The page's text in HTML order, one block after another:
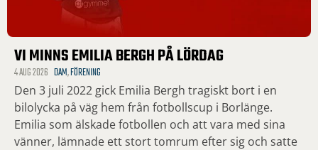
VI MINNS EMILIA BERGH PÅ LÖRDAG
4 AUG 2026 DAM,FÖRENING
Den 3 juli 2022 gick Emilia Bergh tragiskt bort i en
bilolycka på väg hem från fotbollscup i Borlänge.
Emilia som älskade fotbollen och att vara med sina
vänner, lämnade ett stort tomrum efter sig och satte